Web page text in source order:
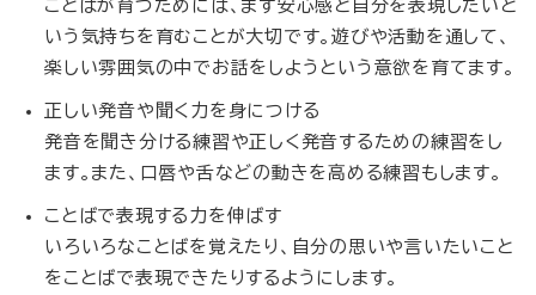
ことばが育つためには、まず安心感と自分を表現したいと
いう気持ちを育むことが大切です。遊びや活動を通して、
楽しい雰囲気の中でお話をしようという意欲を育てます。
正しい発音や聞く力を身につける
発音を聞き分ける練習や正しく発音するための練習をし
ます。また、口唇や舌などの動きを高める練習もします。
ことばで表現する力を伸ばす
いろいろなことばを覚えたり、自分の思いや言いたいこと
をことばで表現できたりするようにします。